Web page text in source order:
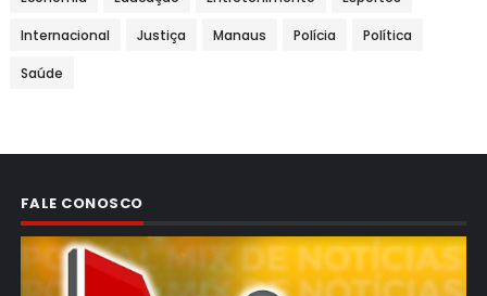
Internacional Justiça Manaus Polícia Política
Saúde
FALE CONOSCO